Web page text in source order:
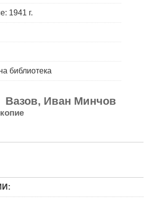
1941 г.
библиотека
Вазов, Иван Минчов